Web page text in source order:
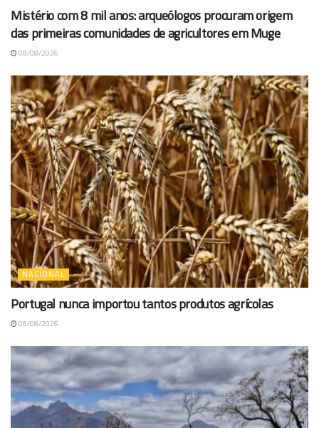
Mistério com 8 mil anos: arqueólogos procuram origem
das primeiras comunidades de agricultores em Muge
08/08/2026
NACIONAL
Portugal nunca importou tantos produtos agrícolas
08/08/2026